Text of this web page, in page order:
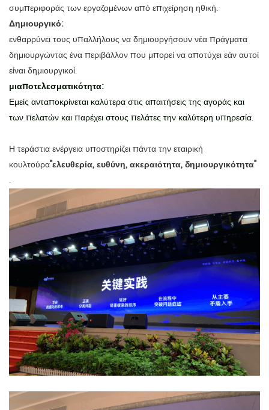
συμπεριφοράς των εργαζομένων από επιχείρηση ηθική.
Δημιουργικό:
ενθαρρύνει τους υπαλλήλους να δημιουργήσουν νέα πράγματα
δημιουργώντας ένα περιβάλλον που μπορεί να αποτύχει εάν αυτοί
είναι δημιουργικοί.
μιαποτελεσματικότητα:
Εμείς ανταποκρίνεται καλύτερα στις απαιτήσεις της αγοράς και
των πελατών και παρέχει στους πελάτες την καλύτερη υπηρεσία.
Η τεράστια ενέργεια υποστηρίζει πάντα την εταιρική
κουλτούρα"ελευθερία, ευθύνη, ακεραιότητα, δημιουργικότητα"
.